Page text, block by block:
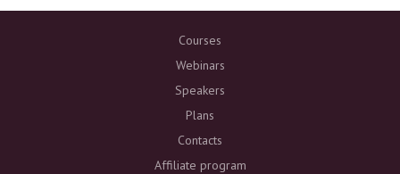
Courses
Webinars
Speakers
Plans
Contacts
Affiliate program